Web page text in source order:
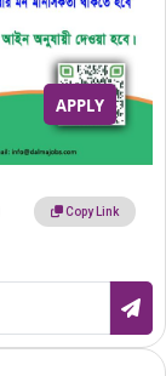
APPLY
Copy Link